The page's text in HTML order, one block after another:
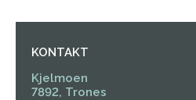
KONTAKT
Kjelmoen
7892, Trones